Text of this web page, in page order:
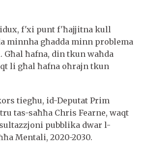
f'xi punt f'ħajjitna kull
minnha għadda minn problema
Għal ħafna, din tkun waħda
li għal ħafna oħrajn tkun
tiegħu, id-Deputat Prim
tas-saħħa Chris Fearne, waqt
pubblika dwar l-
Mentali, 2020-2030.